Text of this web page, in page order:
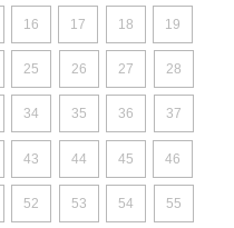
16 17 18 19
25 26 27 28
34 35 36 37
43 44 45 46
52 53 54 55